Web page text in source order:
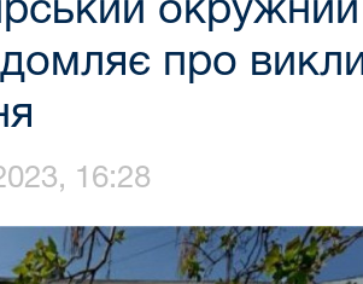
окружний
про
16:28